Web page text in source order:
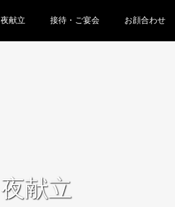
夜献立 接待・ご宴会 お顔合わせ
夜献立